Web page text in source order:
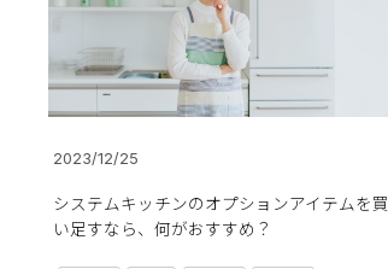
2023/12/25
システムキッチンのオプションアイテムを買
い足すなら、何がおすすめ？